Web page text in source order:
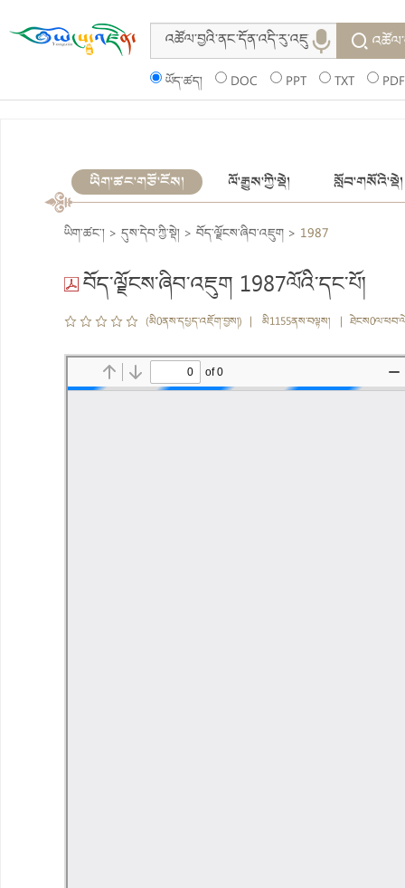
ཡོད་ཚད། DOC PPT TXT PDF
ཡིག་ཚང་གཙོ་ངོས། ལོ་རྒྱུས་ཀྱི་སྡེ། སློབ་གསོའི་སྡེ།
ཡིག་ཚང་། > དུས་དེབ་ཀྱི་སྡེ། > བོད་ལྗོངས་ཞིབ་འཇུག > 1987
བོད་ལྗོངས་ཞིབ་འཇུག 1987ལོའི་དང་པོ།
(མི0ནས་དཔྱད་འཇོག་བྱས།) | མི1155ནས་བལྟས། |